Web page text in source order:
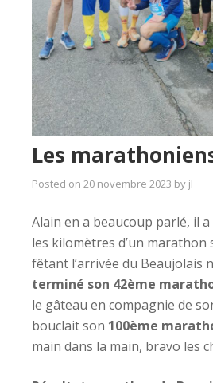
Les
Posted on 20 novembre 2023 by jl
Alain en a beaucoup parlé, il
les kilomètres d’un marathon
fêtant l’arrivée du Beaujolais
terminé son 42ème
le gâteau en compagnie de
bouclait son 100ème
main dans la main, bravo les